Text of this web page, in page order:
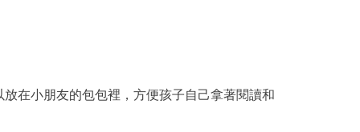
在小朋友的包包裡，方便孩子自己拿著閱讀和